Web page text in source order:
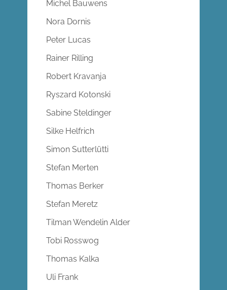
Michel Bauwens
Nora Dornis
Peter Lucas
Rainer Rilling
Robert Kravanja
Ryszard Kotonski
Sabine Steldinger
Silke Helfrich
Simon Sutterlütti
Stefan Merten
Thomas Berker
Stefan Meretz
Tilman Wendelin Alder
Tobi Rosswog
Thomas Kalka
Uli Frank